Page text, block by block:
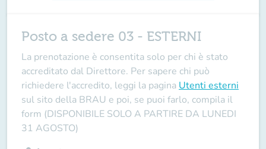
Posto a sedere 03 - ESTERNI
La prenotazione è consentita solo per chi è stato
accreditato dal Direttore. Per sapere chi può
richiedere l'accredito, leggi la pagina Utenti esterni
sul sito della BRAU e poi, se puoi farlo, compila il
form (DISPONIBILE SOLO A PARTIRE DA LUNEDI
31 AGOSTO)